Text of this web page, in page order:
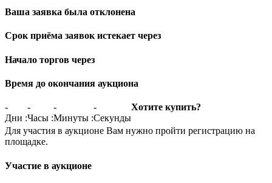
Ваша заявка была отклонена
Срок приёма заявок истекает через
Начало торгов через
Время до окончания аукциона
-
Дни :
-
Часы :
-
Минуты :
-
Секунды
Хотите купить?
Для участия в аукционе Вам нужно пройти регистрацию на
площадке.
Участие в аукционе